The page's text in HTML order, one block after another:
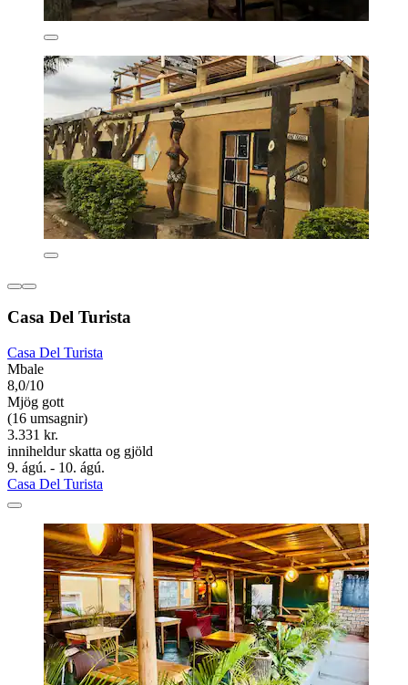
Casa Del Turista
Casa Del Turista
Mbale
8,0/10
Mjög gott
(16 umsagnir)
3.331 kr.
inniheldur skatta og gjöld
9. ágú. - 10. ágú.
Casa Del Turista